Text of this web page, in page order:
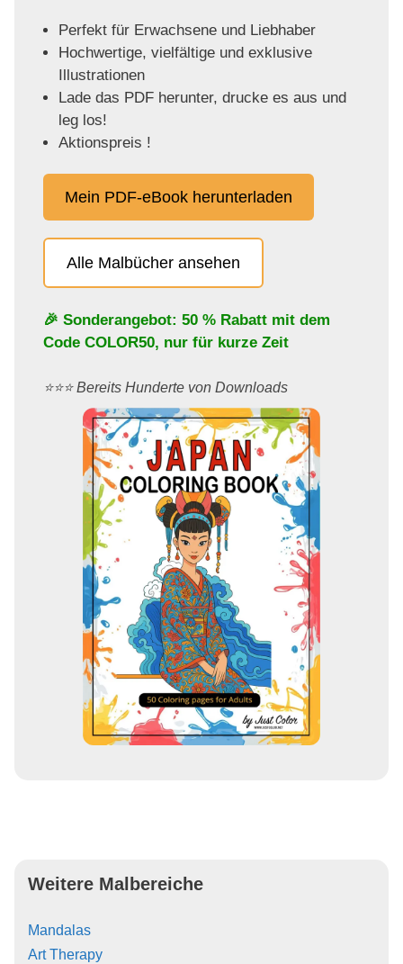
Perfekt für Erwachsene und Liebhaber
Hochwertige, vielfältige und exklusive
Illustrationen
Lade das PDF herunter, drucke es aus und
leg los!
Aktionspreis !
Mein PDF-eBook herunterladen
Alle Malbücher ansehen
🎉 Sonderangebot: 50 % Rabatt mit dem
Code COLOR50, nur für kurze Zeit
⭐️⭐️⭐️ Bereits Hunderte von Downloads
Weitere Malbereiche
Mandalas
Art Therapy